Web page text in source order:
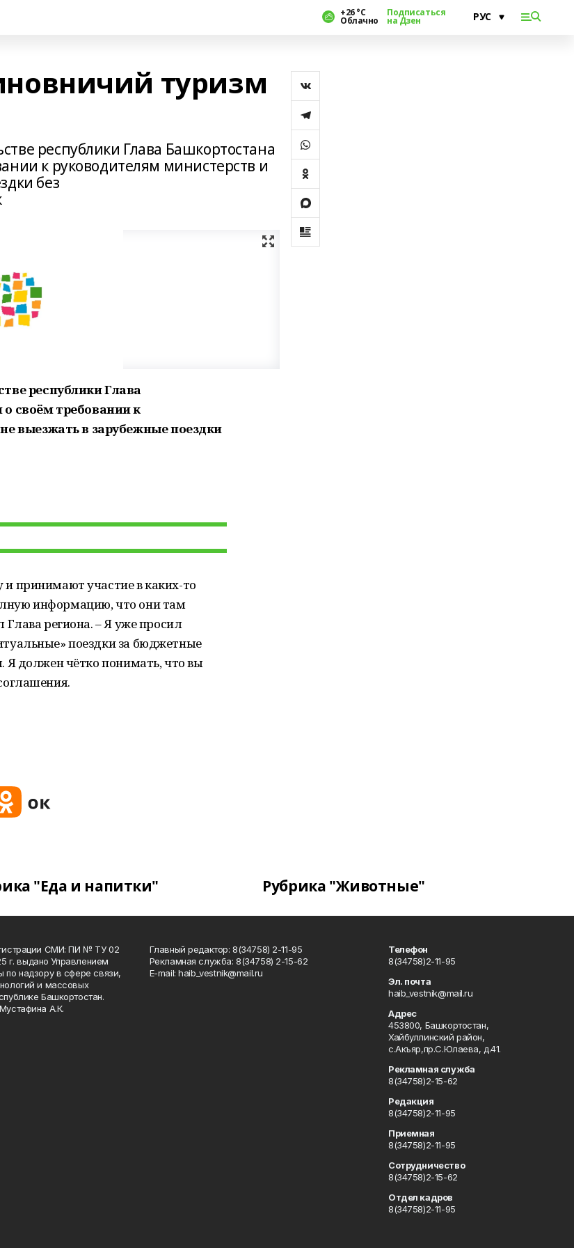
+26 °С
Облачно
Подписаться
на Дзен
туризм
республики Глава Башкортостана
к руководителям министерств и
без
республики Глава
своём требовании к
выезжать в зарубежные поездки
принимают участие в каких-то
информацию, что они там
Глава региона. – Я уже просил
поездки за бюджетные
Я должен чётко понимать, что вы
"Еда и напитки" Рубрика "Животные"
СМИ: ПИ № ТУ 02
г. выдано Управлением
надзору в сфере связи,
и массовых
Башкортостан.
А.К.
Главный редактор: 8(34758) 2-11-95
Рекламная служба: 8(34758) 2-15-62
Е-mаil: haib_vestnik@mail.ru
Телефон
8(34758)2-11-95
Эл. почта
haib_vestnik@mail.ru
Адрес
453800, Башкортостан,
Хайбуллинский район,
с.Акъяр,пр.С.Юлаева, д.41.
Рекламная служба
8(34758)2-15-62
Редакция
8(34758)2-11-95
Приемная
8(34758)2-11-95
Сотрудничество
8(34758)2-15-62
Отдел кадров
8(34758)2-11-95